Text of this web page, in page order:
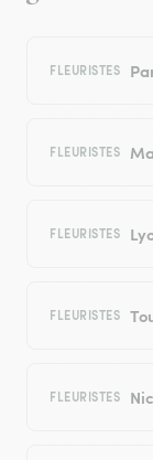
FLEURISTES
FLEURISTES
FLEURISTES
FLEURISTES
FLEURISTES